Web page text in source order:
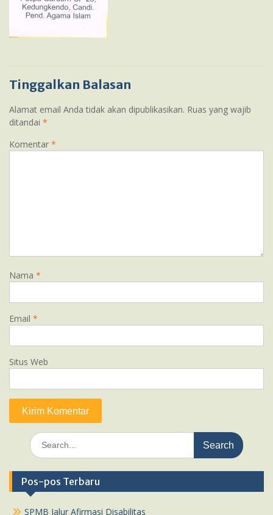
Tinggalkan Balasan
Alamat email Anda tidak akan dipublikasikan. Ruas yang wajib
ditandai *
Komentar *
Nama *
Email *
Situs Web
Search
for:
Pos-pos Terbaru
SPMB Jalur Afirmasi Disabilitas